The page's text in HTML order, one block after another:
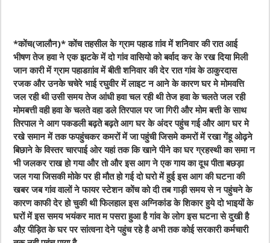
*कोंच(जालौन)* कोंच तहसील के ग्राम पहाड ग़ांव में शनिवार की रात आई
भीषण तेज हवा ने एक झटके में दो गांव वासियो को बर्वाद कर के रख दिया मिली
जान कारी में ग्राम पहाडग़ांव में बीती शनिवार की देर रात गांव के ठाकुरदास
रजक और उनके चचेरे भाई रघुवीर में लाइट न आने के कारण घर मे मोमवत्ति
जल रही थी उसी समय तेज आंधी हवा चल रही थी तेज हवा के चलते जल रही
मोमबत्ती वही हवा के चलते वहा डले तिरपाल पर जा गिरी और मोम बत्ती के साथ
तिरपाल ने आग पकडली बढ़ते बढ़ते आग घर के अंदर पहुंच गई और आग घर मे
रखे समान में तक फपहुंचकर कमरों में जा पहुंची जिसमे कमरों में रखा गेंहू ओढ़ने
बिछाने के विस्तर चारपाई ओर यहां तक कि खाने पीने का घर ग्रहस्थी का समा न
भी जलकर राख हो गया और तो और इस आग ने एक गाय का दूध पीता बछड़ा
जल गया जिसकी मोके पर ही मौत हो गई दो घरो में हुई इस आग की घटना की
खबर जब गांव वालों ने फायर स्टेशन कोंच को दी तब गाड़ी समय से न पहुंचने के
कारण काफी देर हो चुकी थी फिलहाल इस अग्निकांड के शिकार हुये दो भाइयों के
घरों में इस समय भयंकर मात म पसरा हुआ है गांव के लोग इस घटना से दुखी है
औऱ पीड़ित के घर पर सांत्वना देने पहुंच रहे है अभी तक कोई सरकारी कर्मचारी